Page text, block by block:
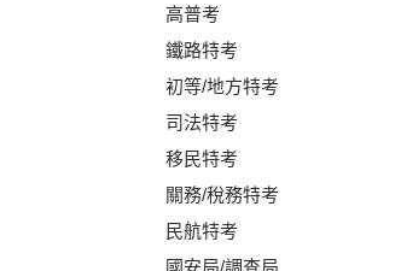
高普考
鐵路特考
初等/地方特考
司法特考
移民特考
關務/稅務特考
民航特考
國安局/調查局